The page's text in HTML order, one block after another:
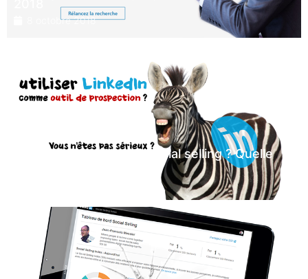
8 octobre 2018
LinkedIn pour faire du social selling ? Quelle